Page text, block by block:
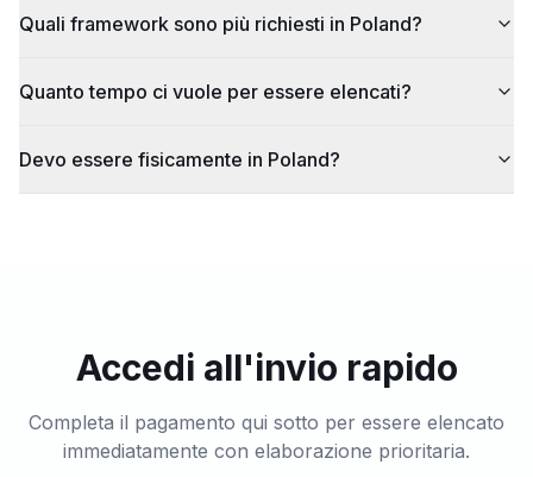
Quali framework sono più richiesti in Poland?
Quanto tempo ci vuole per essere elencati?
Devo essere fisicamente in Poland?
Accedi all'invio rapido
Completa il pagamento qui sotto per essere elencato
immediatamente con elaborazione prioritaria.